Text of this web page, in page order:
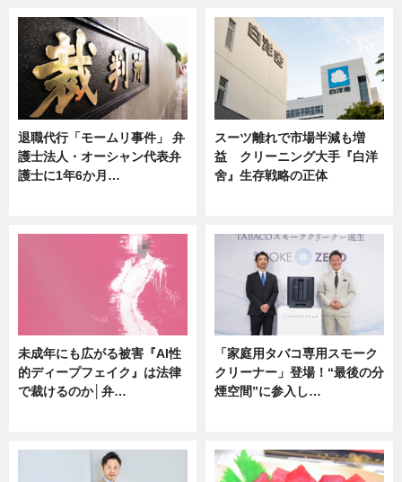
退職代行「モームリ事件」 弁
護士法人・オーシャン代表弁
護士に1年6か月…
スーツ離れで市場半減も増
益 クリーニング大手『白洋
舍』生存戦略の正体
未成年にも広がる被害『AI性
的ディープフェイク』は法律
で裁けるのか│弁…
「家庭用タバコ専用スモーク
クリーナー」登場！“最後の分
煙空間”に参入し…